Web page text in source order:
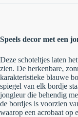
Speels decor met een
Deze schoteltjes laten
zien. De herkenbare,
karakteristieke blauwe
spiegel van elk bordje
jongleur die behendig
de bordjes is voorzien
waarop een acrobaat op